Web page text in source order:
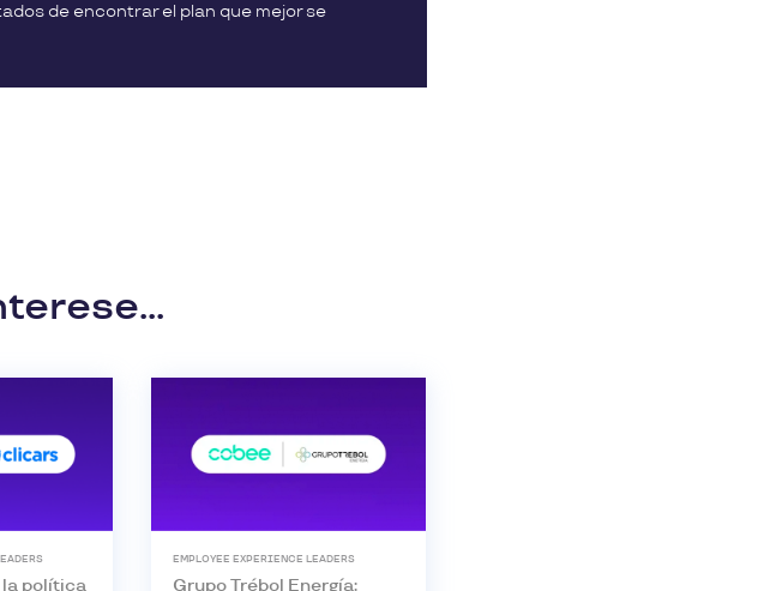
de encontrar el plan que mejor se
política
EMPLOYEE EXPERIENCE LEADERS
Grupo Trébol Energía: